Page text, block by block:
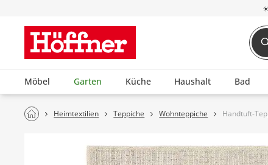
☀
Möbel Garten Küche Haushalt Bad
Heimtextilien Teppiche Wohnteppiche Handtuft-